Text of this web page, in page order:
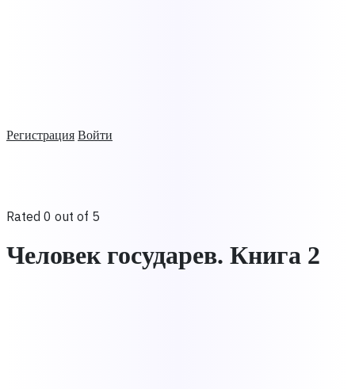
Регистрация Войти
Rated 0 out of 5
Человек государев. Книга 2